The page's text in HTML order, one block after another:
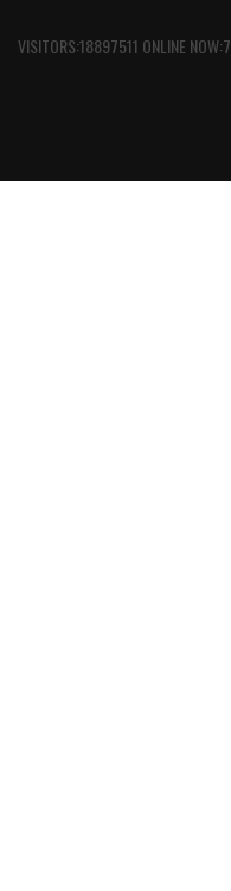
VISITORS:18897511 ONLINE NOW:7